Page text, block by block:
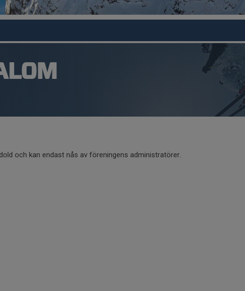
och kan endast nås av föreningens administratörer.